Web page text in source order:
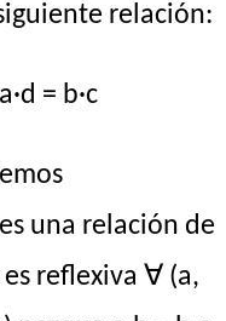
relación:
= b·c
una relación de
reflexiva ∀ (a,